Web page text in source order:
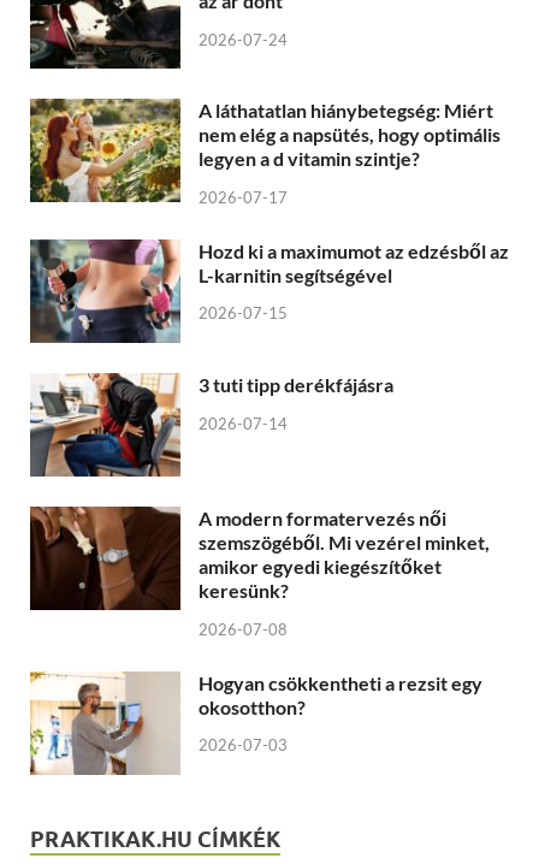
2026-07-24
A láthatatlan hiánybetegség: Miért
nem elég a napsütés, hogy optimális
legyen a d vitamin szintje?
2026-07-17
Hozd ki a maximumot az edzésből az
L-karnitin segítségével
2026-07-15
3 tuti tipp derékfájásra
2026-07-14
A modern formatervezés női
szemszögéből. Mi vezérel minket,
amikor egyedi kiegészítőket
keresünk?
2026-07-08
Hogyan csökkentheti a rezsit egy
okosotthon?
2026-07-03
PRAKTIKAK.HU CÍMKÉK